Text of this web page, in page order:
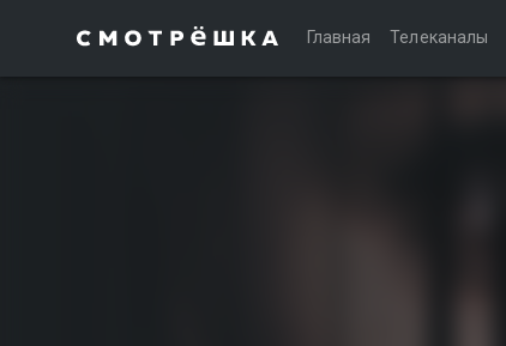
Главная Телеканалы